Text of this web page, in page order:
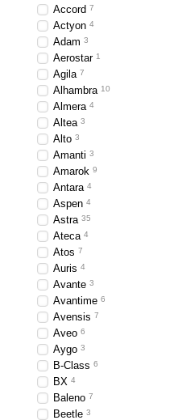
Accord 7
Actyon 4
Adam 3
Aerostar 1
Agila 7
Alhambra 10
Almera 4
Altea 3
Alto 3
Amanti 3
Amarok 9
Antara 4
Aspen 4
Astra 35
Ateca 4
Atos 7
Auris 4
Avante 3
Avantime 6
Avensis 7
Aveo 6
Aygo 3
B-Class 6
BX 4
Baleno 7
Beetle 3